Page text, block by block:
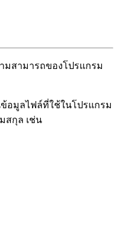
ามสามารถของโปรแกรม
อมูลไฟล์ที่ใช้ในโปรแกรม
สกุล เช่น